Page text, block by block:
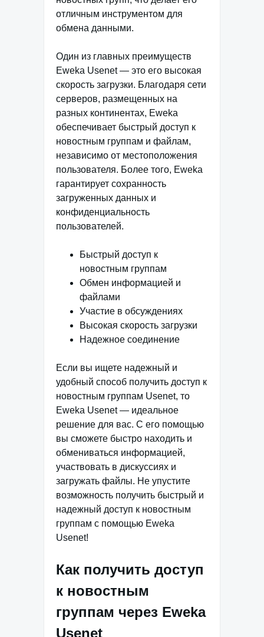
отличным инструментом для
обмена данными.
Один из главных преимуществ
Eweka Usenet — это его высокая
скорость загрузки. Благодаря сети
серверов, размещенных на
разных континентах, Eweka
обеспечивает быстрый доступ к
новостным группам и файлам,
независимо от местоположения
пользователя. Более того, Eweka
гарантирует сохранность
загруженных данных и
конфиденциальность
пользователей.
Быстрый доступ к
новостным группам
Обмен информацией и
файлами
Участие в обсуждениях
Высокая скорость загрузки
Надежное соединение
Если вы ищете надежный и
удобный способ получить доступ к
новостным группам Usenet, то
Eweka Usenet — идеальное
решение для вас. С его помощью
вы сможете быстро находить и
обмениваться информацией,
участвовать в дискуссиях и
загружать файлы. Не упустите
возможность получить быстрый и
надежный доступ к новостным
группам с помощью Eweka
Usenet!
Как получить доступ
к новостным
группам через Eweka
Usenet